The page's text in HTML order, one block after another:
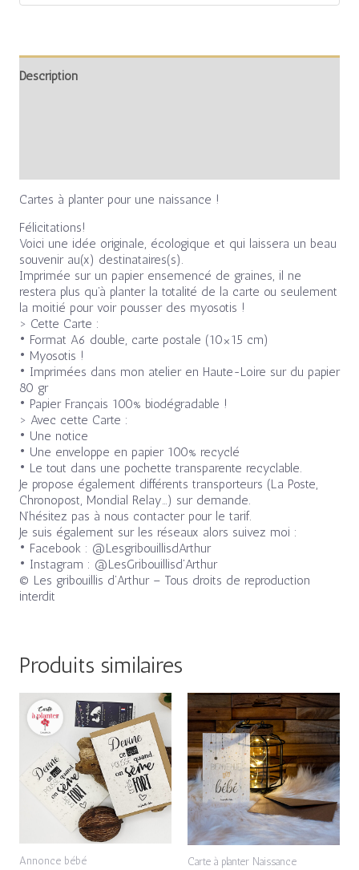
Description
Cartes à planter pour une naissance !
Félicitations!
Voici une idée originale, écologique et qui laissera un beau
souvenir au(x) destinataires(s).
Imprimée sur un papier ensemencé de graines, il ne
restera plus qu’à planter la totalité de la carte ou seulement
la moitié pour voir pousser des myosotis !
> Cette Carte :
• Format A6 double, carte postale (10×15 cm)
• Myosotis !
• Imprimées dans mon atelier en Haute-Loire sur du papier
80 gr
• Papier Français 100% biodégradable !
> Avec cette Carte :
• Une notice
• Une enveloppe en papier 100% recyclé
• Le tout dans une pochette transparente recyclable.
Je propose également différents transporteurs (La Poste,
Chronopost, Mondial Relay…) sur demande.
N’hésitez pas à nous contacter pour le tarif.
Je suis également sur les réseaux alors suivez moi :
• Facebook : @LesgribouillisdArthur
• Instagram : @LesGribouillisd’Arthur
© Les gribouillis d’Arthur – Tous droits de reproduction
interdit
Produits similaires
Annonce bébé Carte à planter Naissance